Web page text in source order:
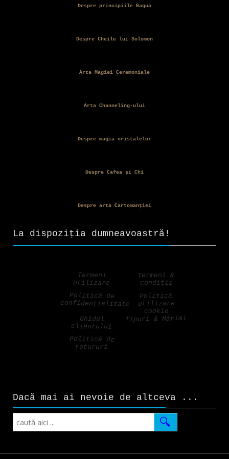
Despre principiile Bagua
Despre Cheile lui Solomon
Arta Magiei Ceremoniale
Arta Channeling-ului
Despre magia cristalelor
Despre Cafea și Chi
Despre arta Cartomanției
La dispoziția dumneavoastră!
Termeni
utilizare
Termeni &
Condiții
Politică de
confidențialitate
Politică
utilizare
cookie
Ghidul
clientului
Tipuri & Mărimi
Politică de
retururi
Dacă mai ai nevoie de altceva ...
Search